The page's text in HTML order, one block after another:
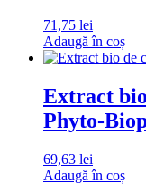
71,75 lei
Adaugă în coș
Extract
Phyto-
69,63 lei
Adaugă în coș